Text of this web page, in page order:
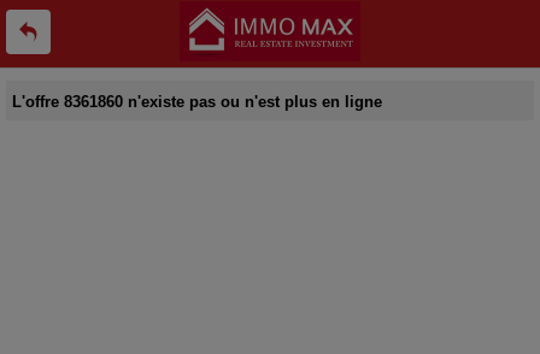
L'offre 8361860 n'existe pas ou n'est plus en ligne